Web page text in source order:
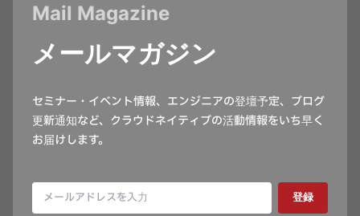
Mail Magazine
メールマガジン
セミナー・イベント情報、エンジニアの登壇予定、ブログ
更新通知など、クラウドネイティブの活動情報をいち早く
お届けします。
登録